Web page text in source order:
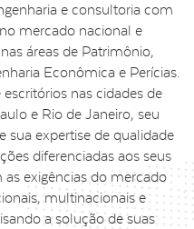
e consultoria com
mercado nacional e
áreas de Patrimônio,
Econômica e Perícias.
nas cidades de
e Rio de Janeiro, seu
sua expertise de qualidade
diferenciadas aos seus
exigências do mercado
multinacionais e
a solução de suas